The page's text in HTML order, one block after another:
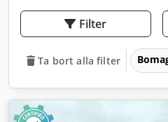
Filter
Ta bort alla filter